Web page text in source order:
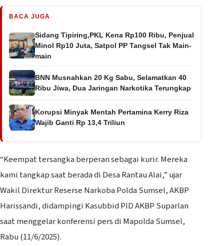
BACA JUGA
Sidang Tipiring,PKL Kena Rp100 Ribu, Penjual
Minol Rp10 Juta, Satpol PP Tangsel Tak Main-
main
BNN Musnahkan 20 Kg Sabu, Selamatkan 40
Ribu Jiwa, Dua Jaringan Narkotika Terungkap
Korupsi Minyak Mentah Pertamina Kerry Riza
Wajib Ganti Rp 13,4 Triliun
“Keempat tersangka berperan sebagai kurir. Mereka
kami tangkap saat berada di Desa Rantau Alai,” ujar
Wakil Direktur Reserse Narkoba Polda Sumsel, AKBP
Harissandi, didampingi Kasubbid PID AKBP Suparlan
saat menggelar konferensi pers di Mapolda Sumsel,
Rabu (11/6/2025).